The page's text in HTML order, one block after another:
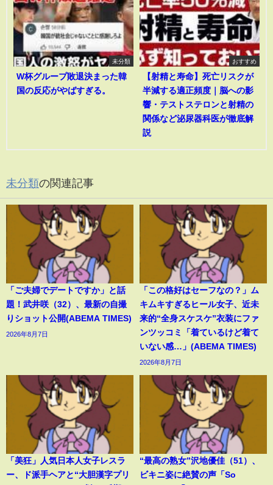
未分類
W杯グループ敗退決まった韓
国の反応がやばすぎる。
おすすめ
【射精と寿命】死亡リスクが
半減する適正頻度｜脳への影
響・テストステロンと射精の
関係など泌尿器科医が徹底解
説
未分類の関連記事
「ご夫婦でデートですか」と話
題！武井咲（32）、最新の自撮
りショット公開(ABEMA TIMES)
2026年8月7日
「この格好はセーフなの？」ム
キムキすぎるヒール女子、近未
来的“全身スケスケ”衣装にファ
ンツッコミ「着ているけど着て
いない感…」(ABEMA TIMES)
2026年8月7日
「美狂」人気日本人女子レスラ
ー、ド派手ヘアと“大胆漢字プリ
“最高の熟女”沢地優佳（51）、
ビキニ姿に絶賛の声「So